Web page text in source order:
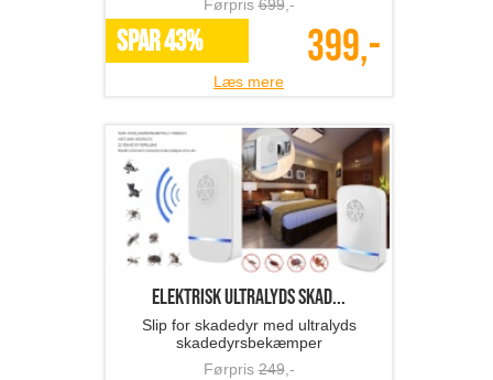
Førpris699,-
SPAR 43% 399,-
Læs mere
Elektrisk ultralyds skad...
Slip for skadedyr med ultralyds
skadedyrsbekæmper
Førpris249,-